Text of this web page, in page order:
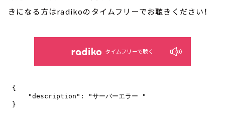
きになる方はradikoのタイムフリーでお聴きください！
タイムフリーで聴く